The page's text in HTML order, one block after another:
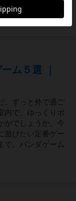
ム５選 ｜
、ずっと外で過ご
内で、ゆっくりボ
がでしょうか。今
遊びたい定番ゲー
で、パンダゲーム